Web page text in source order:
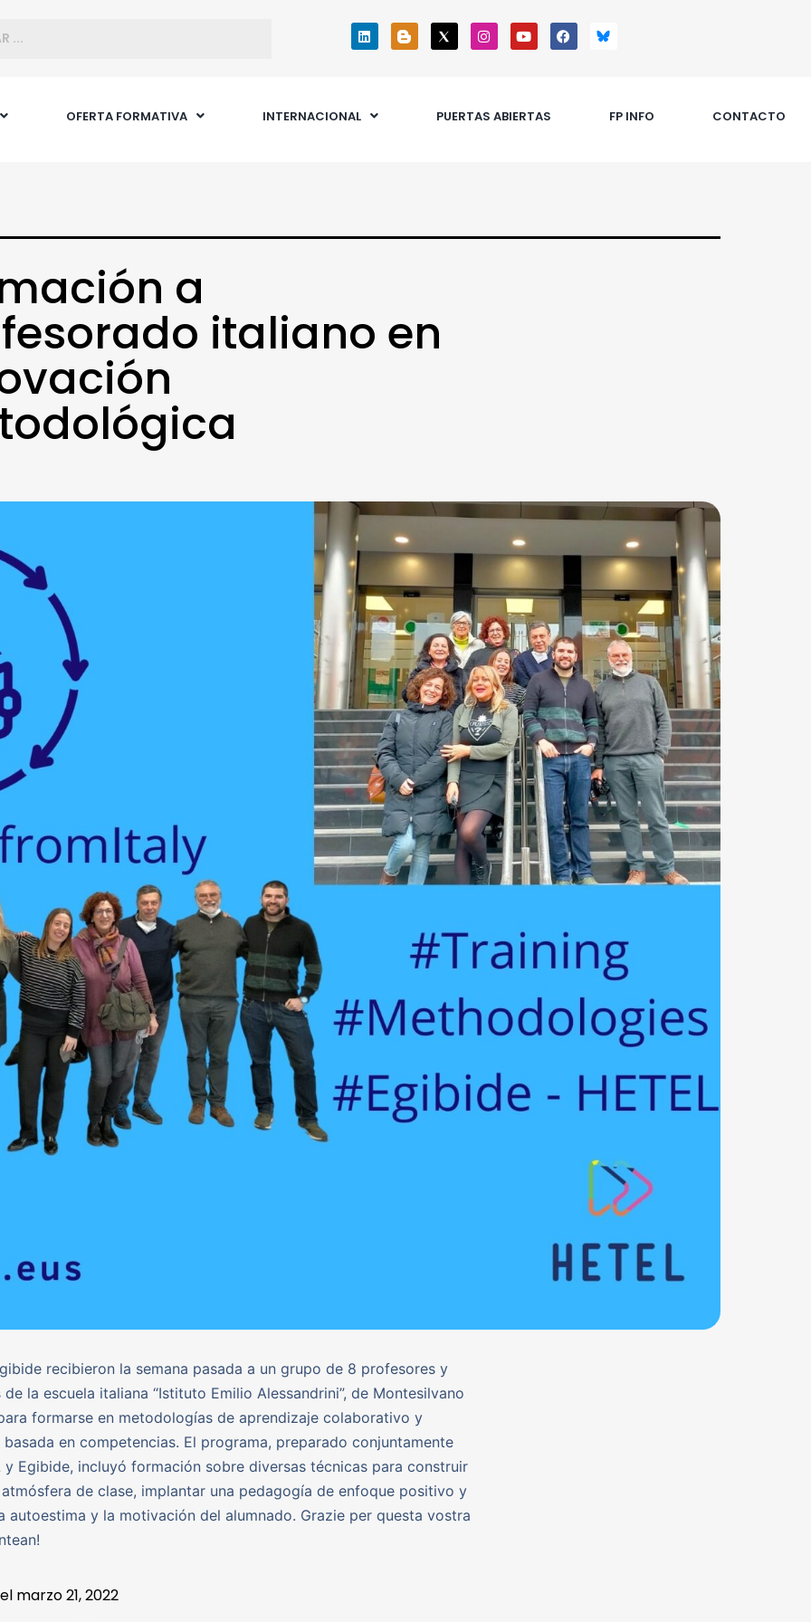
OFERTA FORMATIVA INTERNACIONAL PUERTAS ABIERTAS FP INFO CONTACTO
a
italiano en
recibieron la semana pasada a un grupo de 8 profesores y
la escuela italiana “Istituto Emilio Alessandrini”, de Montesilvano
formarse en metodologías de aprendizaje colaborativo y
basada en competencias. El programa, preparado conjuntamente
y Egibide, incluyó formación sobre diversas técnicas para construir
de clase, implantar una pedagogía de enfoque positivo y
autoestima y la motivación del alumnado. Grazie per questa vostra
marzo 21, 2022